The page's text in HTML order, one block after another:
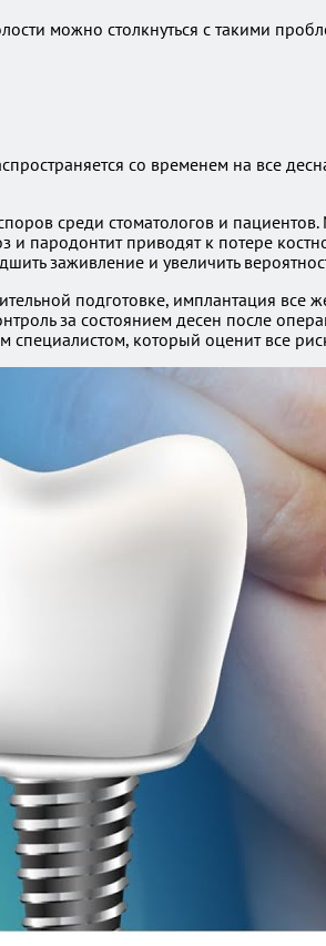
можно столкнуться с такими
со временем на все
среди стоматологов и
пародонтит приводят к потере
заживление и увеличить
подготовке, имплантация все
за состоянием десен после
который оценит все